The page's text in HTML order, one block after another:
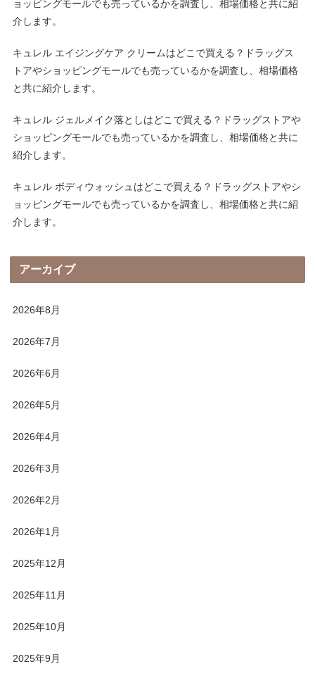
ョッピングモールでも売っているかを調査し、相場価格と共に紹
介します。
キュレル エイジングケア クリームはどこで買える？ドラッグス
トアやショッピングモールでも売っているかを調査し、相場価格
と共に紹介します。
キュレル ジェルメイク落としはどこで買える？ドラッグストアや
ショッピングモールでも売っているかを調査し、相場価格と共に
紹介します。
キュレル ボディウォッシュはどこで買える？ドラッグストアやシ
ョッピングモールでも売っているかを調査し、相場価格と共に紹
介します。
アーカイブ
2026年8月
2026年7月
2026年6月
2026年5月
2026年4月
2026年3月
2026年2月
2026年1月
2025年12月
2025年11月
2025年10月
2025年9月